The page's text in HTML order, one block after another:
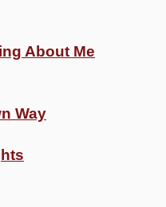
About Me
Way